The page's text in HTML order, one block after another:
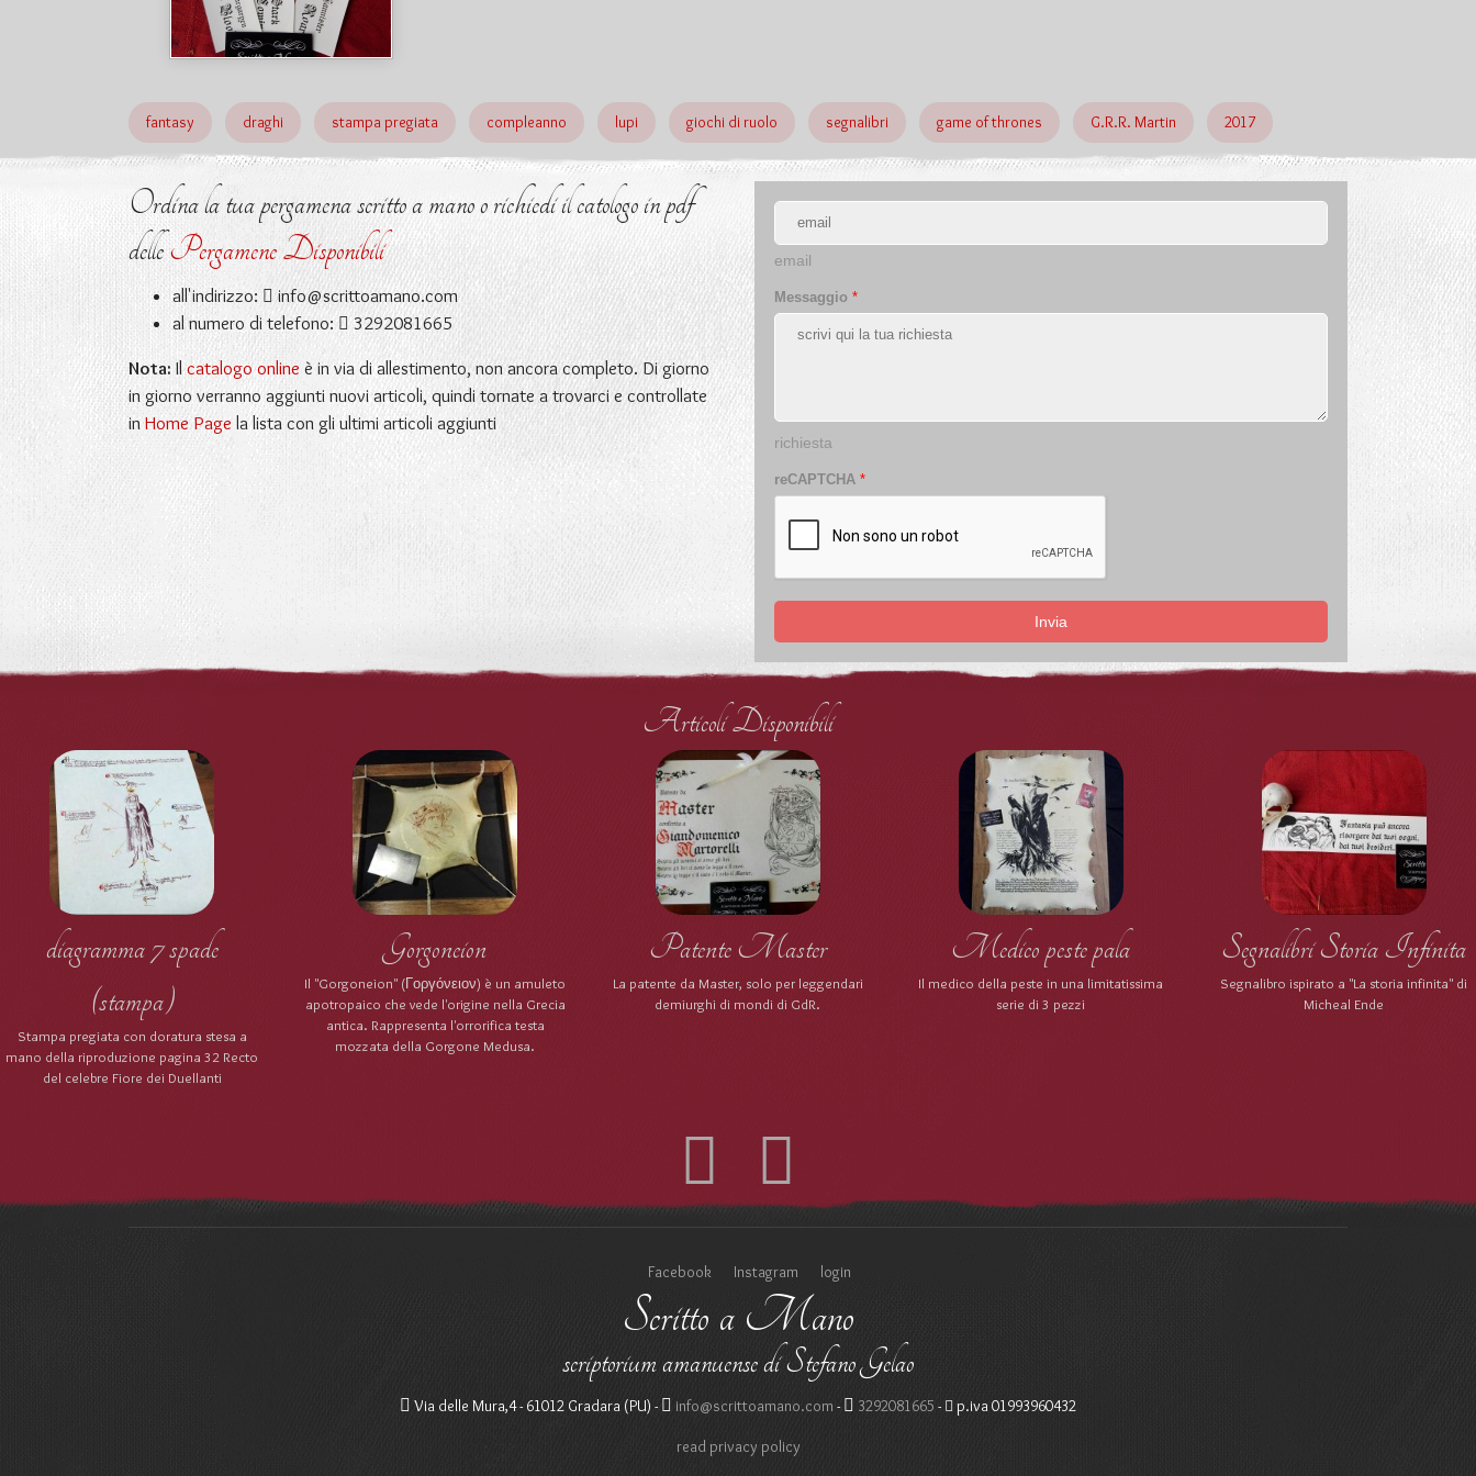
fantasy draghi stampa pregiata compleanno lupi giochi di ruolo segnalibri game of thrones G.R.R. Martin 2017
Ordina la tua pergamena scritto a mano o richiedi il catologo in pdf
dellePergamene Disponibili
all'indirizzo:
info@scrittoamano.com
al numero di telefono:
3292081665
Nota: Il catalogo online è in via di allestimento, non ancora completo. Di giorno
in giorno verranno aggiunti nuovi articoli, quindi tornate a trovarci e controllate
in Home Page la lista con gli ultimi articoli aggiunti
email
Messaggio *
richiesta
reCAPTCHA *
Invia
Articoli Disponibili
diagramma 7 spade
(stampa)
Stampa pregiata con doratura stesa a
mano della riproduzione pagina 32 Recto
del celebre Fiore dei Duellanti
Gorgoneion
Il "Gorgoneion" (Γοργόνειον) è un amuleto
apotropaico che vede l'origine nella Grecia
antica. Rappresenta l'orrorifica testa
mozzata della Gorgone Medusa.
Patente Master
La patente da Master, solo per leggendari
demiurghi di mondi di GdR.
Medico peste pala
Il medico della peste in una limitatissima
serie di 3 pezzi
Segnalibri Storia Infinita
Segnalibro ispirato a "La storia infinita" di
Micheal Ende
Facebook Instagram login
Scritto a Mano
scriptorium amanuense di Stefano Gelao
Via delle Mura,4 - 61012 Gradara (PU) - info@scrittoamano.com - 3292081665 - p.iva 01993960432
read privacy policy